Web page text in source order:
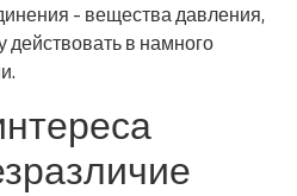
– вещества давления,
действовать в намного